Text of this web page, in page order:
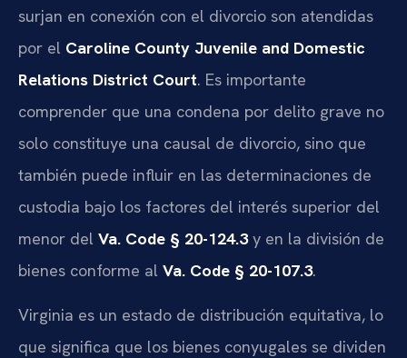
surjan en conexión con el divorcio son atendidas
por el Caroline County Juvenile and Domestic
Relations District Court. Es importante
comprender que una condena por delito grave no
solo constituye una causal de divorcio, sino que
también puede influir en las determinaciones de
custodia bajo los factores del interés superior del
menor del Va. Code § 20-124.3y en la división de
bienes conforme al Va. Code § 20-107.3.
Virginia es un estado de distribución equitativa, lo
que significa que los bienes conyugales se dividen